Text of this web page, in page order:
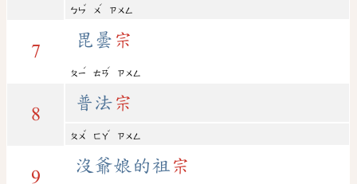
ㄅㄣ
ˇ
ㄨ
ˊ
ㄗㄨㄥ
7
毘曇 宗
ㄆㄧ
ˊ
ㄊㄢ
ˊ
ㄗㄨㄥ
8
普法 宗
ㄆㄨ
ˇ
ㄈㄚ
ˇ
ㄗㄨㄥ
9
沒爺娘的祖宗